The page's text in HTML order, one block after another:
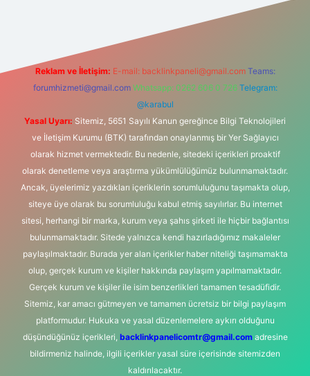
Reklam ve İletişim: E-mail: backlinkpaneli@gmail.com Teams:
forumhizmeti@gmail.com Whatsapp: 0262 606 0 726 Telegram:
@karabul
Yasal Uyarı: Sitemiz, 5651 Sayılı Kanun gereğince Bilgi Teknolojileri
ve İletişim Kurumu (BTK) tarafından onaylanmış bir Yer Sağlayıcı
olarak hizmet vermektedir. Bu nedenle, sitedeki içerikleri proaktif
olarak denetleme veya araştırma yükümlülüğümüz bulunmamaktadır.
Ancak, üyelerimiz yazdıkları içeriklerin sorumluluğunu taşımakta olup,
siteye üye olarak bu sorumluluğu kabul etmiş sayılırlar. Bu internet
sitesi, herhangi bir marka, kurum veya şahıs şirketi ile hiçbir bağlantısı
bulunmamaktadır. Sitede yalnızca kendi hazırladığımız makaleler
paylaşılmaktadır. Burada yer alan içerikler haber niteliği taşımamakta
olup, gerçek kurum ve kişiler hakkında paylaşım yapılmamaktadır.
Gerçek kurum ve kişiler ile isim benzerlikleri tamamen tesadüfidir.
Sitemiz, kar amacı gütmeyen ve tamamen ücretsiz bir bilgi paylaşım
platformudur. Hukuka ve yasal düzenlemelere aykırı olduğunu
düşündüğünüz içerikleri, backlinkpanelicomtr@gmail.comadresine
bildirmeniz halinde, ilgili içerikler yasal süre içerisinde sitemizden
kaldırılacaktır.